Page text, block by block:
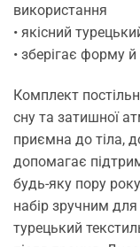
використання
• якісний
• зберігає форму
Комплект
сну та затишної
приємна до тіла,
допомагає
будь-яку пору
набір зручним
турецький